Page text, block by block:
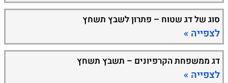
סוג של דג שטוח – פתרון לשבץ תשחץ
לצפייה »
דג ממשפחת הקרפיונים – תשבץ תשחץ
לצפייה »